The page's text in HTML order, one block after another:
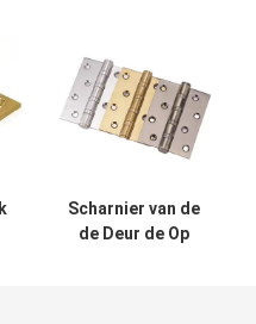
Scharnier van de
de Deur de Op